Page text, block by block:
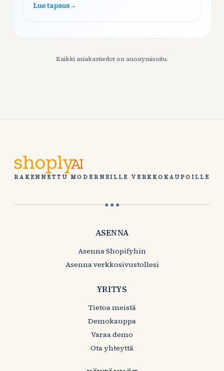
Lue tapaus→
Kaikki asiakastiedot on anonymisoitu.
RAKENNETTU MODERNEILLE VERKKOKAUPOILLE
● ● ●
ASENNA
Asenna Shopifyhin
Asenna verkkosivustollesi
YRITYS
Tietoa meistä
Demokauppa
Varaa demo
Ota yhteyttä